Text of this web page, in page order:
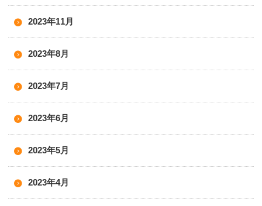
2023年11月
2023年8月
2023年7月
2023年6月
2023年5月
2023年4月